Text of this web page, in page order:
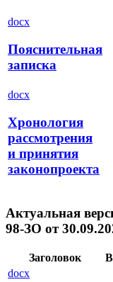
docx
Пояснительная
записка
docx
Хронология
рассмотрения
и принятия
законопроекта
Актуальная
98-ЗО от
Заголовок
docx